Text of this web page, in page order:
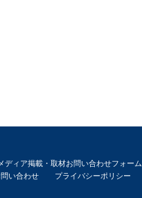
メディア掲載・取材お問い合わせフォーム
い合わせ プライバシーポリシー